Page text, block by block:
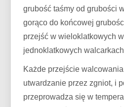
grubość taśmy od grubości
gorąco do końcowej
przejść w wieloklatkowych
jednoklatkowych
Każde przejście
utwardzanie przez zgniot, i
przeprowadza się w